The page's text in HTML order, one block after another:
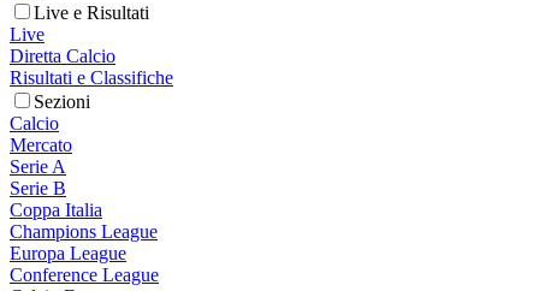
Live e Risultati
Live
Diretta Calcio
Risultati e Classifiche
Sezioni
Calcio
Mercato
Serie A
Serie B
Coppa Italia
Champions League
Europa League
Conference League